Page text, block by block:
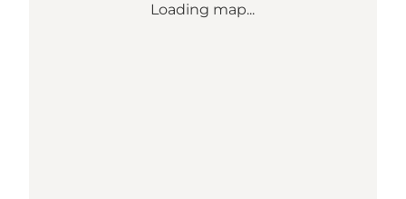
Loading map...